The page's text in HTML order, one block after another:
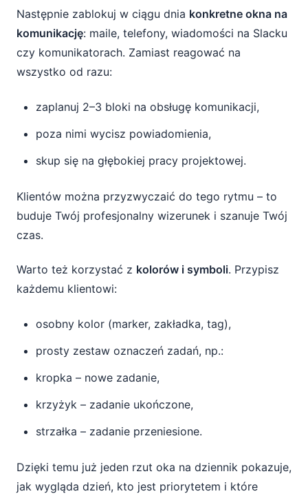
Następnie zablokuj w ciągu dnia konkretne okna na
komunikację: maile, telefony, wiadomości na Slacku
czy komunikatorach. Zamiast reagować na
wszystko od razu:
zaplanuj 2–3 bloki na obsługę komunikacji,
poza nimi wycisz powiadomienia,
skup się na głębokiej pracy projektowej.
Klientów można przyzwyczaić do tego rytmu – to
buduje Twój profesjonalny wizerunek i szanuje Twój
czas.
Warto też korzystać z kolorów i symboli. Przypisz
każdemu klientowi:
osobny kolor (marker, zakładka, tag),
prosty zestaw oznaczeń zadań, np.:
kropka – nowe zadanie,
krzyżyk – zadanie ukończone,
strzałka – zadanie przeniesione.
Dzięki temu już jeden rzut oka na dziennik pokazuje,
jak wygląda dzień, kto jest priorytetem i które